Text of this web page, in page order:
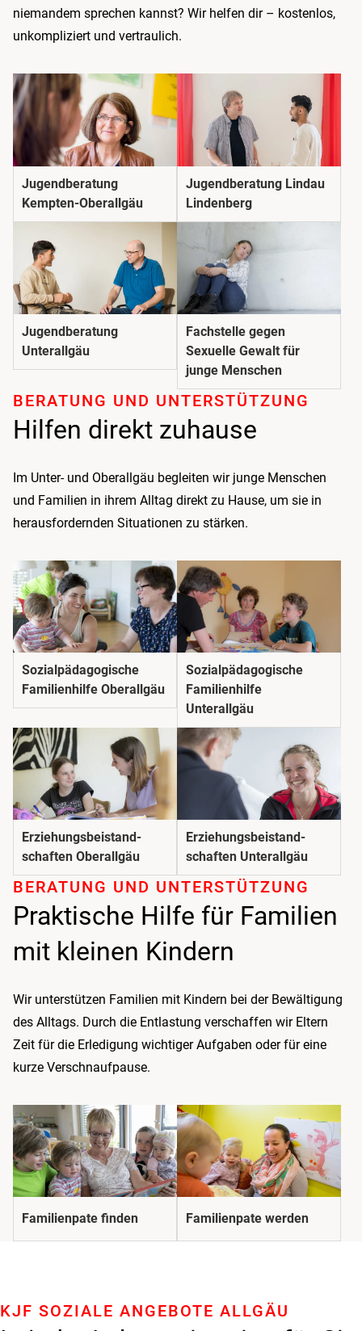
niemandem sprechen kannst? Wir helfen dir – kostenlos,
unkompliziert und vertraulich.
Jugendberatung
Kempten-Oberallgäu
Jugendberatung Lindau
Lindenberg
Jugendberatung
Unterallgäu
Fachstelle gegen
Sexuelle Gewalt für
junge Menschen
Hilfen direkt zuhause
BERATUNG UND UNTER­STÜTZUNG
Im Unter- und Oberallgäu begleiten wir junge Menschen
und Familien in ihrem Alltag direkt zu Hause, um sie in
herausfordernden Situationen zu stärken.
Sozial­pädago­gische
Familienhilfe Oberallgäu
Sozial­pädago­gische
Familienhilfe
Unterallgäu
Erziehungs­beistand­
schaften Oberallgäu
Erziehungs­beistand­
schaften Unterallgäu
Praktische Hilfe für Familien
mit kleinen Kindern
BERATUNG UND UNTER­STÜTZUNG
Wir unterstützen Familien mit Kindern bei der Bewältigung
des Alltags. Durch die Entlastung verschaffen wir Eltern
Zeit für die Erledigung wichtiger Aufgaben oder für eine
kurze Verschnaufpause.
Familienpate finden Familienpate werden
KJF SOZIALE ANGEBOTE ALLGÄU